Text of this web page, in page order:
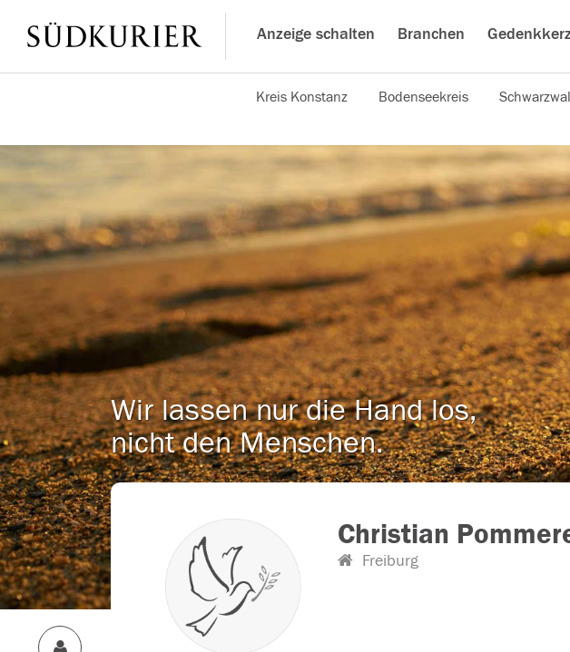
Anzeige schalten Branchen
Kreis Konstanz Bodenseekreis
Wir lassen nur die Hand los,
nicht den Menschen.
Christian
Freiburg